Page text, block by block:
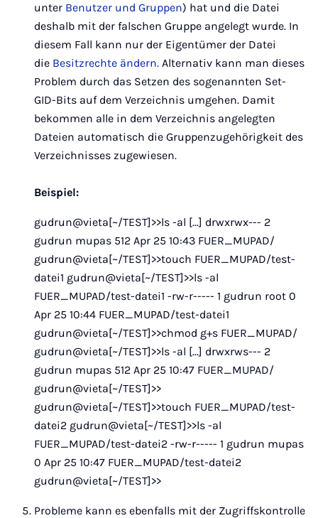
unter Benutzer und Gruppen) hat und die Datei
deshalb mit der falschen Gruppe angelegt wurde. In
diesem Fall kann nur der Eigentümer der Datei
die Besitzrechte ändern. Alternativ kann man dieses
Problem durch das Setzen des sogenannten Set-
GID-Bits auf dem Verzeichnis umgehen. Damit
bekommen alle in dem Verzeichnis angelegten
Dateien automatisch die Gruppenzugehörigkeit des
Verzeichnisses zugewiesen.
Beispiel:
gudrun@vieta[~/TEST]>>ls -al [...] drwxrwx--- 2
gudrun mupas 512 Apr 25 10:43 FUER_MUPAD/
gudrun@vieta[~/TEST]>>touch FUER_MUPAD/test-
datei1 gudrun@vieta[~/TEST]>>ls -al
FUER_MUPAD/test-datei1 -rw-r----- 1 gudrun root 0
Apr 25 10:44 FUER_MUPAD/test-datei1
gudrun@vieta[~/TEST]>>chmod g+s FUER_MUPAD/
gudrun@vieta[~/TEST]>>ls -al [...] drwxrws--- 2
gudrun mupas 512 Apr 25 10:47 FUER_MUPAD/
gudrun@vieta[~/TEST]>>
gudrun@vieta[~/TEST]>>touch FUER_MUPAD/test-
datei2 gudrun@vieta[~/TEST]>>ls -al
FUER_MUPAD/test-datei2 -rw-r----- 1 gudrun mupas
0 Apr 25 10:47 FUER_MUPAD/test-datei2
gudrun@vieta[~/TEST]>>
Probleme kann es ebenfalls mit der Zugriffskontrolle